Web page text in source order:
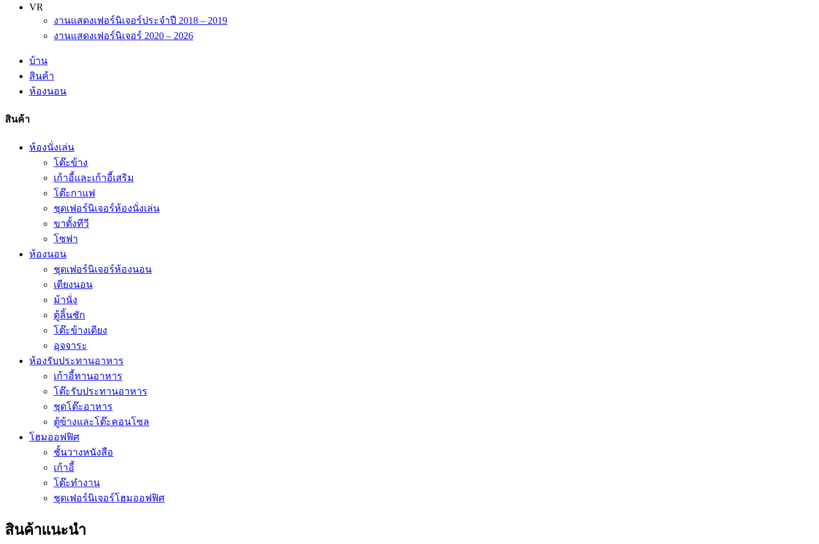
VR
งานแสดงเฟอร์นิเจอร์ประจำปี 2018 – 2019
งานแสดงเฟอร์นิเจอร์ 2020 – 2026
บ้าน
สินค้า
ห้องนอน
สินค้า
ห้องนั่งเล่น
โต๊ะข้าง
เก้าอี้และเก้าอี้เสริม
โต๊ะกาแฟ
ชุดเฟอร์นิเจอร์ห้องนั่งเล่น
ขาตั้งทีวี
โซฟา
ห้องนอน
ชุดเฟอร์นิเจอร์ห้องนอน
เตียงนอน
ม้านั่ง
ตู้ลิ้นชัก
โต๊ะข้างเตียง
อุจจาระ
ห้องรับประทานอาหาร
เก้าอี้ทานอาหาร
โต๊ะรับประทานอาหาร
ชุดโต๊ะอาหาร
ตู้ข้างและโต๊ะคอนโซล
โฮมออฟฟิศ
ชั้นวางหนังสือ
เก้าอี้
โต๊ะทำงาน
ชุดเฟอร์นิเจอร์โฮมออฟฟิศ
สินค้าแนะนำ